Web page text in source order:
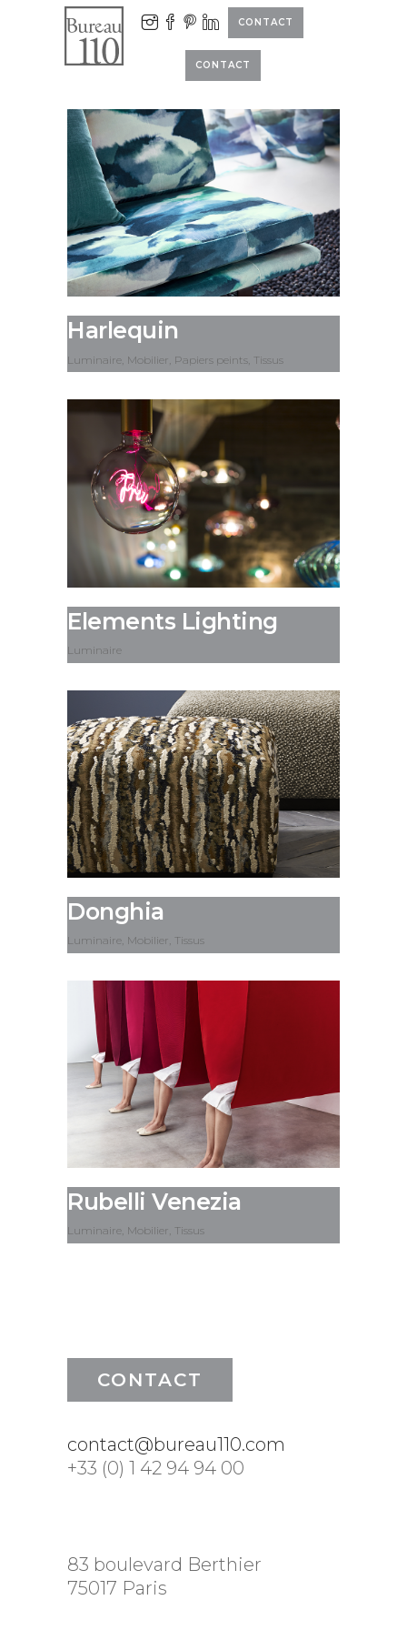
CONTACT
CONTACT
Harlequin
Luminaire Mobilier Papiers peints Tissus
Elements Lighting
Luminaire
Donghia
Luminaire Mobilier Tissus
Rubelli Venezia
Luminaire Mobilier Tissus
CONTACT
contact@bureau110.com
+33 (0) 1 42 94 94 00
83 boulevard Berthier
75017 Paris